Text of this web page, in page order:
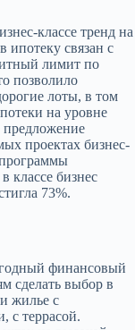
классе тренд на
ипотеку связан с
лимит по
позволило
лоты, в том
на уровне
предложение
проектах бизнес-
классе бизнес
73%.
финансовый
сделать выбор в
жилье с
с террасой.